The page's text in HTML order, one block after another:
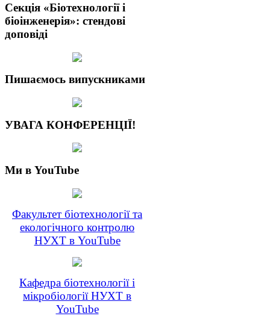
Секція «Біотехнології і
біоінженерія»: стендові
доповіді
Пишаємось випускниками
УВАГА КОНФЕРЕНЦІЇ!
Ми в YouTube
Факультет біотехнології та
екологічного контролю
НУХТ в YouTube
Кафедра біотехнології і
мікробіології НУХТ в
YouTube